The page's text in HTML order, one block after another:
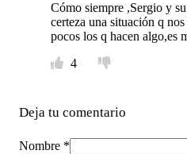
Cómo siempre ,Sergio y
certeza una situación q
pocos los q hacen algo,es
4
Deja tu comentario
Nombre *